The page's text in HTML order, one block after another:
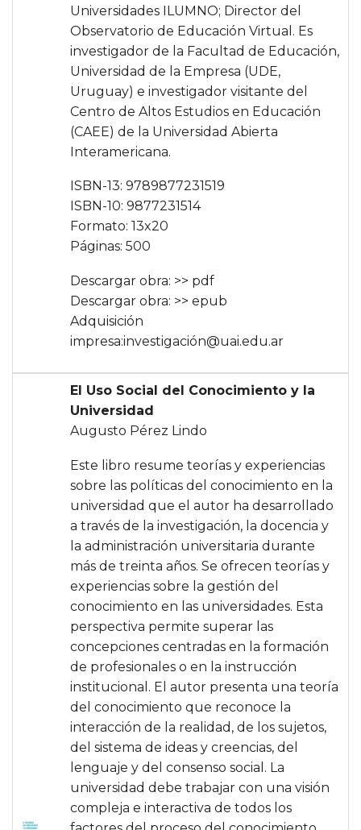
Universidades ILUMNO; Director del
Observatorio de Educación Virtual. Es
investigador de la Facultad de Educación,
Universidad de la Empresa (UDE,
Uruguay) e investigador visitante del
Centro de Altos Estudios en Educación
(CAEE) de la Universidad Abierta
Interamericana.
ISBN-13: 9789877231519
ISBN-10: 9877231514
Formato: 13x20
Páginas: 500
Descargar obra: >> pdf
Descargar obra: >> epub
Adquisición
impresa:investigación@uai.edu.ar
El Uso Social del Conocimiento y la
Universidad
Augusto Pérez Lindo
Este libro resume teorías y experiencias
sobre las políticas del conocimiento en la
universidad que el autor ha desarrollado
a través de la investigación, la docencia y
la administración universitaria durante
más de treinta años. Se ofrecen teorías y
experiencias sobre la gestión del
conocimiento en las universidades. Esta
perspectiva permite superar las
concepciones centradas en la formación
de profesionales o en la instrucción
institucional. El autor presenta una teoría
del conocimiento que reconoce la
interacción de la realidad, de los sujetos,
del sistema de ideas y creencias, del
lenguaje y del consenso social. La
universidad debe trabajar con una visión
compleja e interactiva de todos los